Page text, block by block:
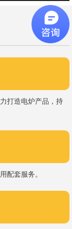
诚信AAA 级企业荣
、持续创新，自主
多项产品通过相关
精准、智能自动化
、可编程自动升降
得多项官方资质
业研发中心（证
业。 我们坚持以
发展，实现科学化
共赢，共创新未
打造电炉产品，持
配套服务。